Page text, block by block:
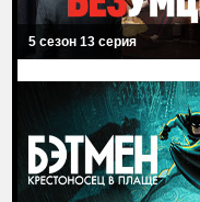
5 сезон 13 серия